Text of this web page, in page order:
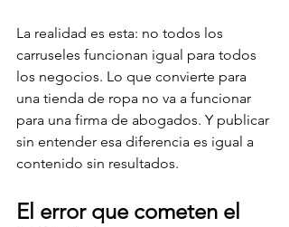
La realidad es esta: no todos los
carruseles funcionan igual para todos
los negocios. Lo que convierte para
una tienda de ropa no va a funcionar
para una firma de abogados. Y publicar
sin entender esa diferencia es igual a
contenido sin resultados.
El error que cometen el